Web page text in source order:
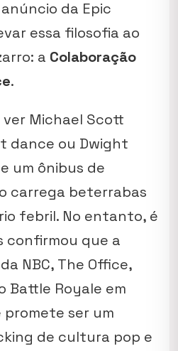
da Epic
essa filosofia ao
a Colaboração
.
ver Michael Scott
dance ou Dwight
um ônibus de
carrega beterrabas
febril. No entanto, é
confirmou que a
NBC, The Office,
Battle Royale em
ser um
de cultura pop e